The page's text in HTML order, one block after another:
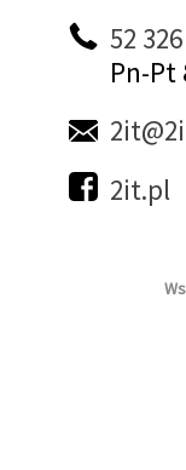
52
Pn-Pt
2it.pl